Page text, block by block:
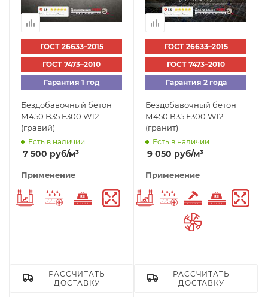
ГОСТ 26633–2015
ГОСТ 7473–2010
Гарантия 1 год
Бездобавочный бетон
М450 В35 F300 W12
(гравий)
Есть в наличии
7 500 руб/м³
Применение
Фундаменты
Морозостойкий
Тяжелый бетон
Безусадочный
РАССЧИТАТЬ
ДОСТАВКУ
ГОСТ 26633–2015
ГОСТ 7473–2010
Гарантия 2 года
Бездобавочный бетон
М450 В35 F300 W12
(гранит)
Есть в наличии
9 050 руб/м³
Применение
Фундаменты
Морозостойкий
Бетон
РАССЧИТАТЬ
ДОСТАВКУ